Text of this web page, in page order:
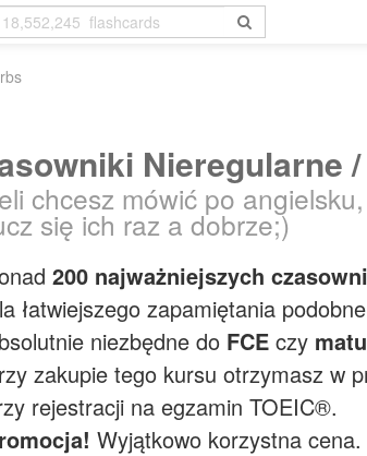
Nieregularne
chcesz mówić po
się ich raz a dobrze;)
200 najważniejszych
łatwiejszego zapamiętania
niezbędne do FCE czy
zakupie tego kursu otrzymasz w
rejestracji na egzamin TOEIC®.
Wyjątkowo korzystna cena.